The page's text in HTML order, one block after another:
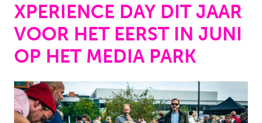
XPERIENCE DAY DIT JAAR
VOOR HET EERST IN JUNI
OP HET MEDIA PARK